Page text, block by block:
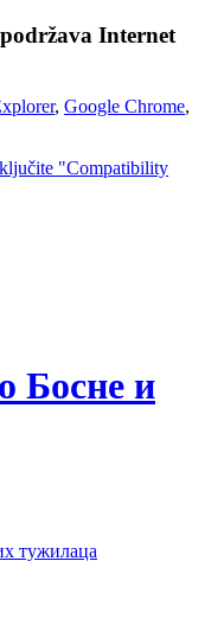
Internet
, Google Chrome,
"Compatibility
Босне и
тужилаца